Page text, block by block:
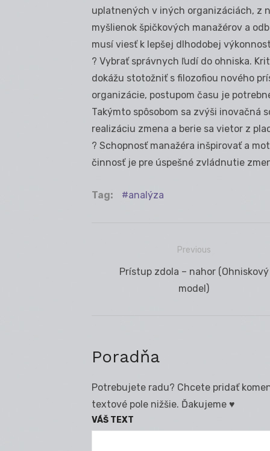
uplatnených v iných organizáciách, z
myšlienok špičkových manažérov a
musí viesť k lepšej dlhodobej
? Vybrať správnych ľudí do ohniska.
dokážu stotožniť s filozofiou nového
organizácie, postupom času je
Takýmto spôsobom sa zvýši inovačná
realizáciu zmena a berie sa vietor z
? Schopnosť manažéra inšpirovať a
činnosť je pre úspešné zvládnutie
Tag: analýza
Navigácia
Previous
Previous
Prístup zdola – nahor (Ohniskový
model)
Poradňa
Potrebujete radu? Chcete pridať
textové pole nižšie. Ďakujeme ♥
VÁŠ TEXT